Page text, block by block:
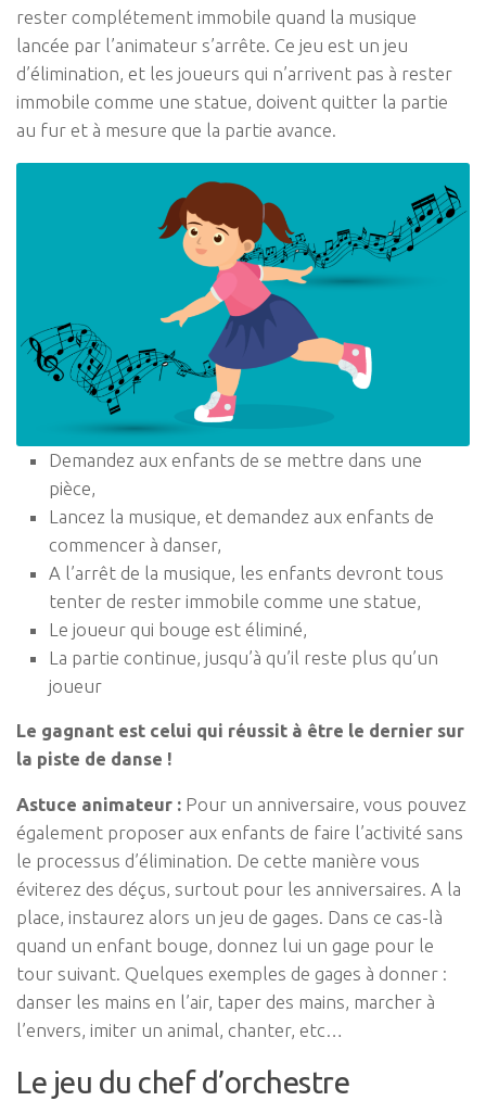
rester complétement immobile quand la musique
lancée par l’animateur s’arrête. Ce jeu est un jeu
d’élimination, et les joueurs qui n’arrivent pas à rester
immobile comme une statue, doivent quitter la partie
au fur et à mesure que la partie avance.
Demandez aux enfants de se mettre dans une
pièce,
Lancez la musique, et demandez aux enfants de
commencer à danser,
A l’arrêt de la musique, les enfants devront tous
tenter de rester immobile comme une statue,
Le joueur qui bouge est éliminé,
La partie continue, jusqu’à qu’il reste plus qu’un
joueur
Le gagnant est celui qui réussit à être le dernier sur
la piste de danse !
Astuce animateur : Pour un anniversaire, vous pouvez
également proposer aux enfants de faire l’activité sans
le processus d’élimination. De cette manière vous
éviterez des déçus, surtout pour les anniversaires. A la
place, instaurez alors un jeu de gages. Dans ce cas-là
quand un enfant bouge, donnez lui un gage pour le
tour suivant. Quelques exemples de gages à donner :
danser les mains en l’air, taper des mains, marcher à
l’envers, imiter un animal, chanter, etc…
Le jeu du chef d’orchestre